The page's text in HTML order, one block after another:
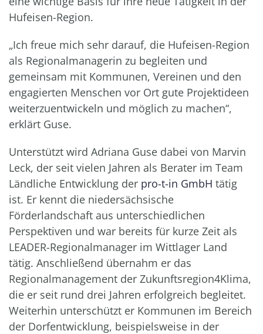
Hufeisen-Region.
„Ich freue mich sehr darauf, die Hufeisen-Region
als Regionalmanagerin zu begleiten und
gemeinsam mit Kommunen, Vereinen und den
engagierten Menschen vor Ort gute Projektideen
weiterzuentwickeln und möglich zu machen“,
erklärt Guse.
Unterstützt wird Adriana Guse dabei von Marvin
Leck, der seit vielen Jahren als Berater im Team
Ländliche Entwicklung der pro-t-in GmbH tätig
ist. Er kennt die niedersächsische
Förderlandschaft aus unterschiedlichen
Perspektiven und war bereits für kurze Zeit als
LEADER-Regionalmanager im Wittlager Land
tätig. Anschließend übernahm er das
Regionalmanagement der Zukunftsregion4Klima,
die er seit rund drei Jahren erfolgreich begleitet.
Weiterhin unterschützt er Kommunen im Bereich
der Dorfentwicklung, beispielsweise in der